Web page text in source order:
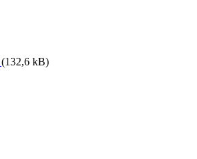
(132,6 kB)